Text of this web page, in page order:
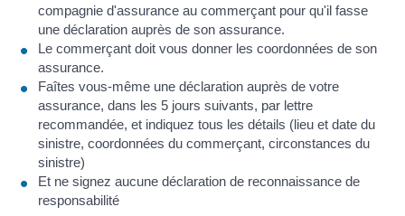
compagnie d'assurance au commerçant pour qu'il fasse
une déclaration auprès de son assurance.
Le commerçant doit vous donner les coordonnées de son
assurance.
Faîtes vous-même une déclaration auprès de votre
assurance, dans les 5 jours suivants, par lettre
recommandée, et indiquez tous les détails (lieu et date du
sinistre, coordonnées du commerçant, circonstances du
sinistre)
Et ne signez aucune déclaration de reconnaissance de
responsabilité